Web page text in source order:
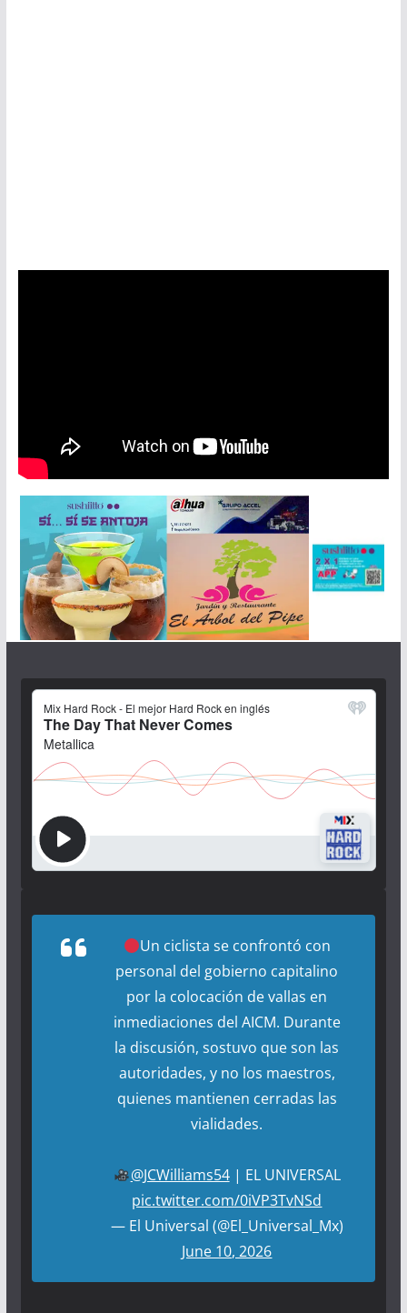
Un ciclista se confrontó con
personal del gobierno capitalino
por la colocación de vallas en
inmediaciones del AICM. Durante
la discusión, sostuvo que son las
autoridades, y no los maestros,
quienes mantienen cerradas las
vialidades.
@JCWilliams54| EL UNIVERSAL
pic.twitter.com/0iVP3TvNSd
— El Universal (@El_Universal_Mx)
June 10, 2026